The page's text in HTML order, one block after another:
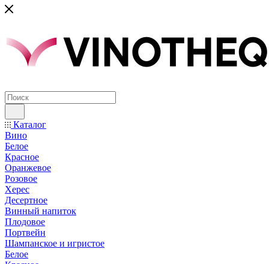
Каталог
Вино
Белое
Красное
Оранжевое
Розовое
Херес
Десертное
Винный напиток
Плодовое
Портвейн
Шампанское и игристое
Белое